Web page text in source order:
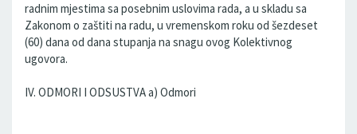
radnim mjestima sa posebnim uslovima rada, a u skladu sa
Zakonom o zaštiti na radu, u vremenskom roku od šezdeset
(60) dana od dana stupanja na snagu ovog Kolektivnog
ugovora.
IV. ODMORI I ODSUSTVA a) Odmori